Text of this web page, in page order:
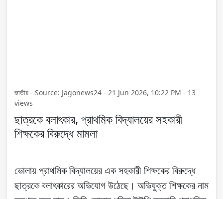
জাতীয় - Source: Jagonews24 - 21 Jun 2026, 10:22 PM - 13
views
ছাত্রকে বলাৎকার, প্রাথমিক বিদ্যালয়ের সহকারী
শিক্ষকের বিরুদ্ধে মামলা
ভোলায় প্রাথমিক বিদ্যালয়ের এক সহকারী শিক্ষকের বিরুদ্ধে
ছাত্রকে বলাৎকারের অভিযোগ উঠেছে। অভিযুক্ত শিক্ষকের নাম